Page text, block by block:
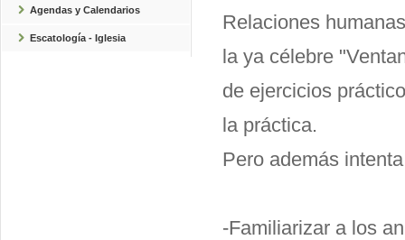
Agendas y Calendarios
Escatología - Iglesia
Relaciones
la ya célebre
de ejercicios
la práctica.
Pero además
-Familiarizar a los